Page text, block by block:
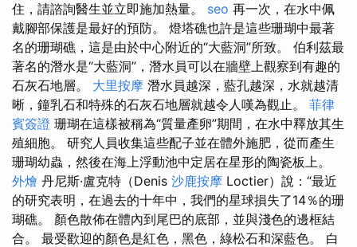
住，請諮詢醫生並立即施加熱量。 seo 再一次，在水中佩
戴腳部保護是最好的預防。 燈塔礁也許是這些珊瑚中最著
名的珊瑚礁，這是由於中心附近的“大藍洞”所致。 伯利茲最
著名的潛水是“大藍洞”，潛水員可以在牆壁上觀察到有趣的
石灰石地層。 大里按摩 潛水員越深，藍孔越深，水就越清
晰，鐘乳石和特殊的石灰石地層就越令人嘆為觀止。 菲律
賓簽證 珊瑚在這樣被稱為“質量產卵”期間，在水中釋放其生
殖細胞。 研究人員收集這些配子並在體外施肥，從而產生
珊瑚幼蟲，然後在海上浮動池中定居在星形的陶瓷板上。
外燴 丹尼斯·盧克特（Denis 沙鹿按摩 Loctier）說：“最近
的研究表明，在過去的十年中，我們的星球損失了14％的珊
瑚礁。 顏色散佈在體內到尾巴的底部，並與淺色的邊框結
合。 最受歡迎的顏色是紅色，黑色，綠松石和深藍色。 白